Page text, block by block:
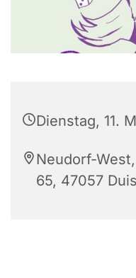
Dienstag, 11.
Neudorf-
65, 47057